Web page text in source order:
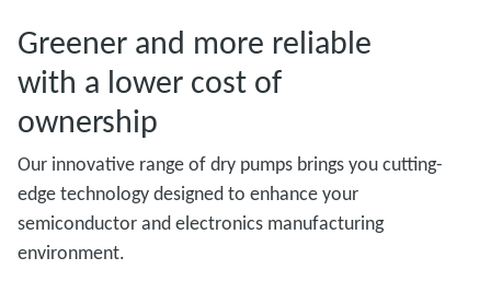
Greener and more reliable
with a lower cost of
ownership
Our innovative range of dry pumps brings you cutting-
edge technology designed to enhance your
semiconductor and electronics manufacturing
environment.